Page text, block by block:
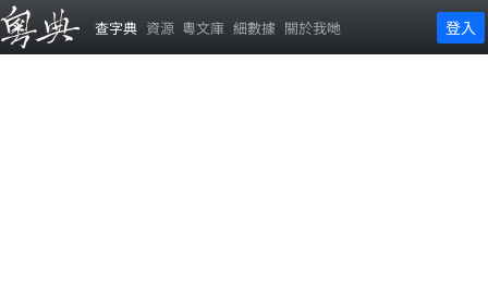
查字典 資源 粵文庫 細數據 關於我哋 登入